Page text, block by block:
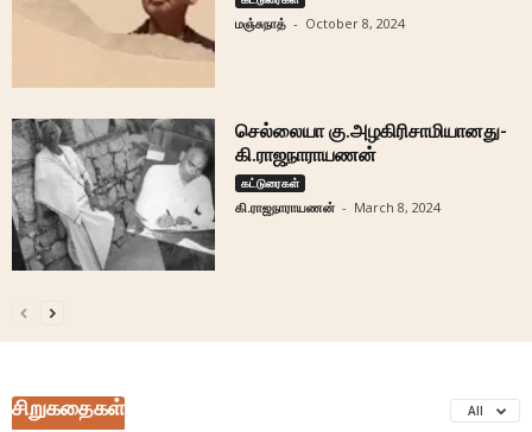
மஞ்சுநாத் - October 8, 2024
செல்லையா கு.அழகிரிசாமியானது-
கி.ராஜநாராயணன்
கட்டுரைகள்
கி.ராஜநாராயணன் - March 8, 2024
சிறுகதைகள் All